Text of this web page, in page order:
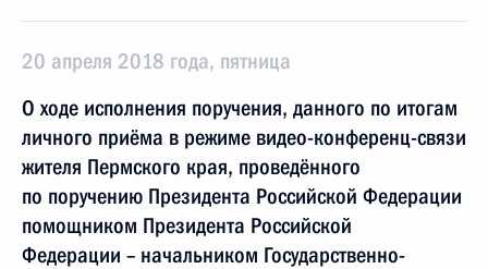
20 апреля 2018 года, пятница
О ходе исполнения поручения, данного по итогам
личного приёма в режиме видео-конференц-связи
жителя Пермского края, проведённого
по поручению Президента Российской Федерации
помощником Президента Российской
Федерации – начальником Государственно-